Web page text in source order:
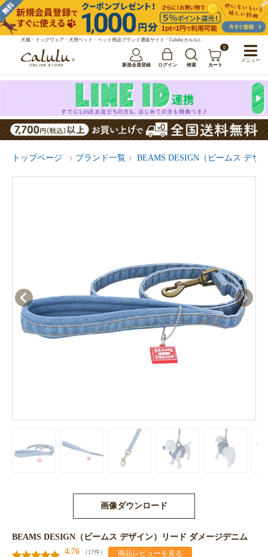
犬服・ドッグウェア・犬用ベッド・ペット用品ブランド通販サイト「Calulu(カルル)」
新規会員登録 ログイン 検索
0
カート
トップページ ブランド一覧 BEAMS DESIGN（ビームス デザ
画像ダウンロード
BEAMS DESIGN（ビームス デザイン）リード ダメージデニム
4.76
（17件） 商品レビューを見る
メニュー